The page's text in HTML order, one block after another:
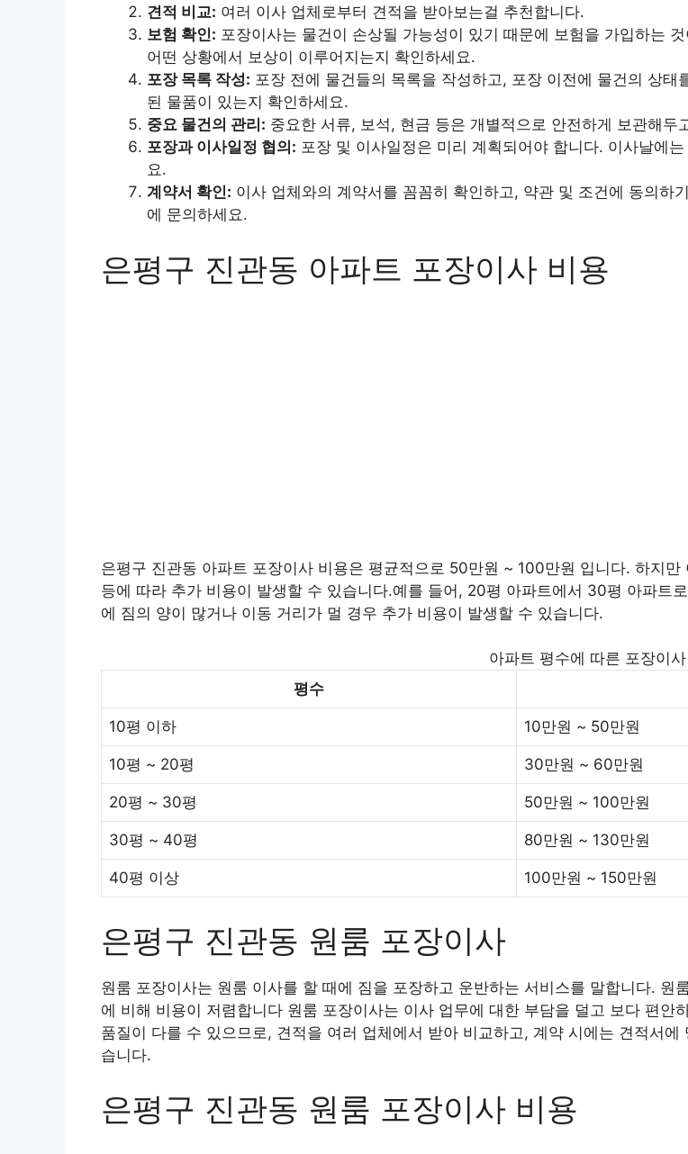
견적 비교: 여러 이사 업체로부터 견적을 받아보는걸 추천합니다.
보험 확인: 포장이사는 물건이 손상될 가능성이 있기 때문에 보험을 가입하는
어떤 상황에서 보상이 이루어지는지 확인하세요.
포장 목록 작성: 포장 전에 물건들의 목록을 작성하고, 포장 이전에 물건의 상
된 물품이 있는지 확인하세요.
중요 물건의 관리: 중요한 서류, 보석, 현금 등은 개별적으로 안전하게 보관해두
포장과 이사일정 협의: 포장 및 이사일정은 미리 계획되어야 합니다. 이사날에
요.
계약서 확인: 이사 업체와의 계약서를 꼼꼼히 확인하고, 약관 및 조건에 동의하
에 문의하세요.
은평구 진관동 아파트 포장이사 비용
은평구 진관동 아파트 포장이사 비용은 평균적으로 50만원 ~ 100만원 입니다. 하지
등에 따라 추가 비용이 발생할 수 있습니다.예를 들어, 20평 아파트에서 30평 아파트
에 짐의 양이 많거나 이동 거리가 멀 경우 추가 비용이 발생할 수 있습니다.
아파트 평수에 따른 포장이
평수
10평 이하 10만원 ~ 50만원
10평 ~ 20평 30만원 ~ 60만원
20평 ~ 30평 50만원 ~ 100만원
30평 ~ 40평 80만원 ~ 130만원
40평 이상 100만원 ~ 150만원
은평구 진관동 원룸 포장이사
원룸 포장이사는 원룸 이사를 할 때에 짐을 포장하고 운반하는 서비스를 말합니다.
에 비해 비용이 저렴합니다 원룸 포장이사는 이사 업무에 대한 부담을 덜고 보다 편
품질이 다를 수 있으므로, 견적을 여러 업체에서 받아 비교하고, 계약 시에는 견적서
습니다.
은평구 진관동 원룸 포장이사 비용